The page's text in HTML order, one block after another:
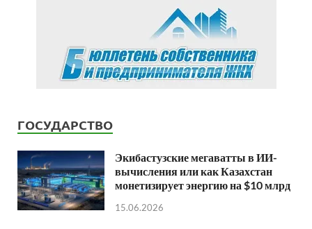
ГОСУДАРСТВО
Экибастузские мегаватты в ИИ-
вычисления или как Казахстан
монетизирует энергию на $10 млрд
15.06.2026